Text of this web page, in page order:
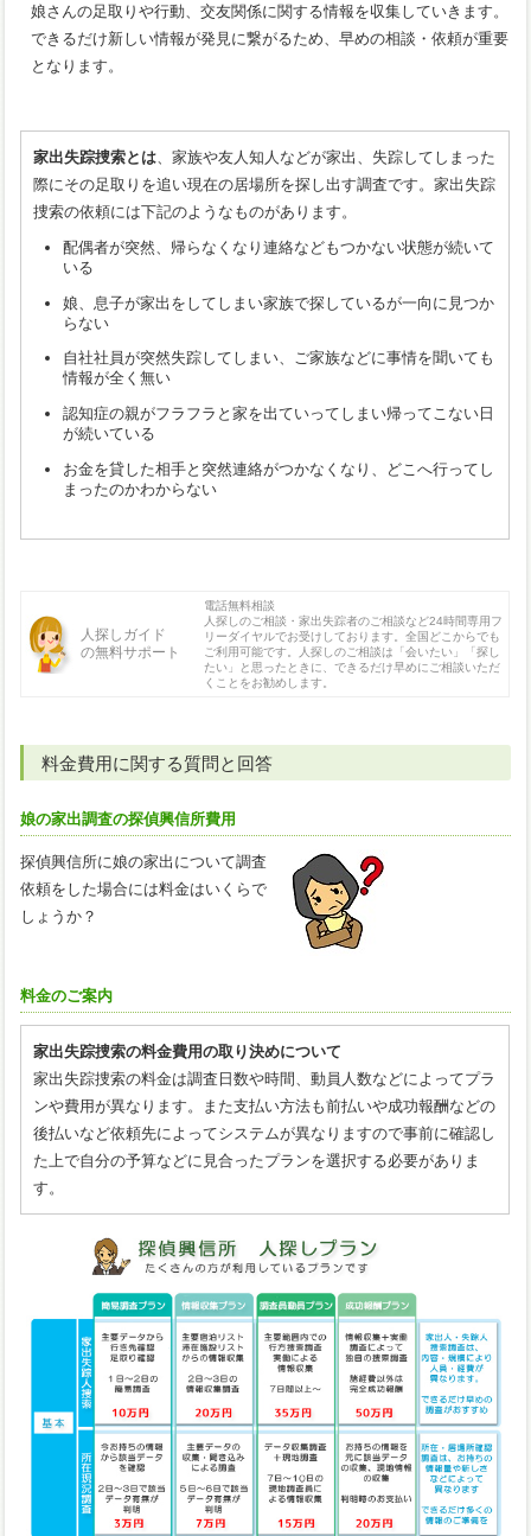
娘さんの足取りや行動、交友関係に関する情報を収集していきます。
できるだけ新しい情報が発見に繋がるため、早めの相談・依頼が重要
となります。
家出失踪捜索とは 、家族や友人知人などが家出、失踪してしまった
際にその足取りを追い現在の居場所を探し出す調査です。家出失踪
捜索の依頼には下記のようなものがあります。
配偶者が突然、帰らなくなり連絡などもつかない状態が続いて
いる
娘、息子が家出をしてしまい家族で探しているが一向に見つか
らない
自社社員が突然失踪してしまい、ご家族などに事情を聞いても
情報が全く無い
認知症の親がフラフラと家を出ていってしまい帰ってこない日
が続いている
お金を貸した相手と突然連絡がつかなくなり、どこへ行ってし
まったのかわからない
人探しガイド
の無料サポート
電話無料相談
人探しのご相談・家出失踪者のご相談など24時間専用フ
リーダイヤルでお受けしております。全国どこからでも
ご利用可能です。人探しのご相談は「会いたい」「探し
たい」と思ったときに、できるだけ早めにご相談いただ
くことをお勧めします。
料金費用に関する質問と回答
娘の家出調査の探偵興信所費用
探偵興信所に娘の家出について調査
依頼をした場合には料金はいくらで
しょうか？
料金のご案内
家出失踪捜索の料金費用の取り決めについて
家出失踪捜索の料金は調査日数や時間、動員人数などによってプラ
ンや費用が異なります。また支払い方法も前払いや成功報酬などの
後払いなど依頼先によってシステムが異なりますので事前に確認し
た上で自分の予算などに見合ったプランを選択する必要がありま
す。